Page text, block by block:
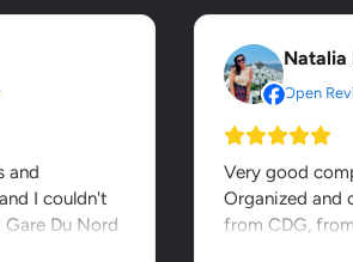
and
I couldn't
Du Nord
Natalia
Open
Very good
Organized and
from CDG,